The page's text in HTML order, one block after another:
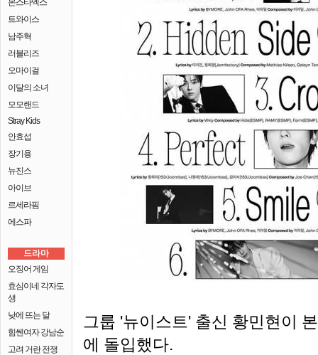
몬스타엑스
트와이스
남주혁
러블리즈
오마이걸
이달의 소녀
모모랜드
Stray Kids
안효섭
장기용
뉴진스
아이브
르세라핌
에스파
드라마
오징어 게임
효심이네 각자도
생
낮에 뜨는 달
힘쎈여자 강남순
고려 거란 전쟁
그룹 '뉴이스트' 출신 황민현이
에 돌입했다.